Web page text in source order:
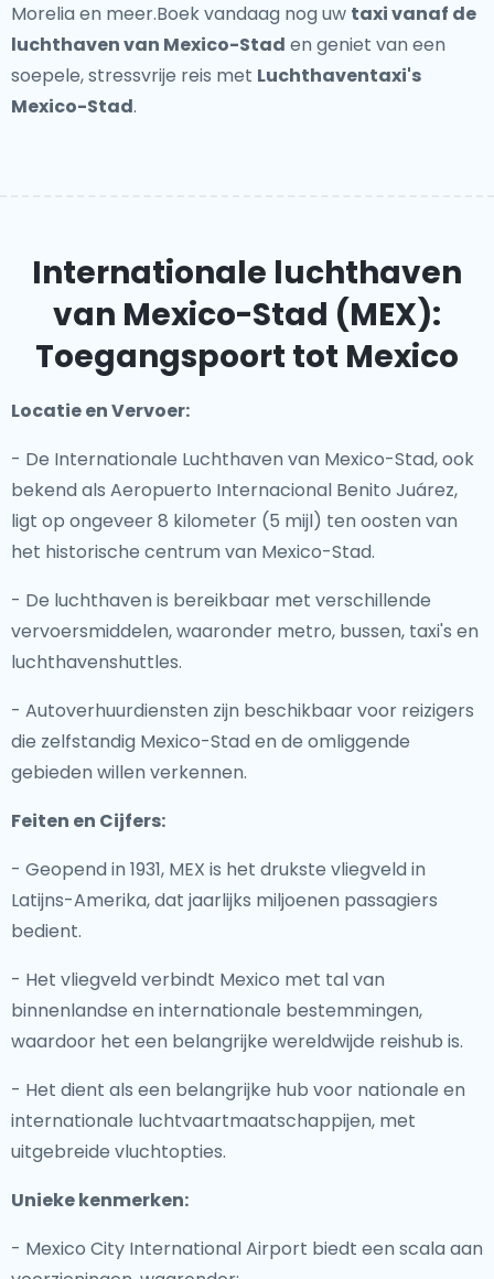
Morelia en meer.Boek vandaag nog uw taxi vanaf de
luchthaven van Mexico-Stad en geniet van een
soepele, stressvrije reis met Luchthaventaxi's
Mexico-Stad.
Internationale luchthaven
van Mexico-Stad (MEX):
Toegangspoort tot Mexico
Locatie en Vervoer:
- De Internationale Luchthaven van Mexico-Stad, ook
bekend als Aeropuerto Internacional Benito Juárez,
ligt op ongeveer 8 kilometer (5 mijl) ten oosten van
het historische centrum van Mexico-Stad.
- De luchthaven is bereikbaar met verschillende
vervoersmiddelen, waaronder metro, bussen, taxi's en
luchthavenshuttles.
- Autoverhuurdiensten zijn beschikbaar voor reizigers
die zelfstandig Mexico-Stad en de omliggende
gebieden willen verkennen.
Feiten en Cijfers:
- Geopend in 1931, MEX is het drukste vliegveld in
Latijns-Amerika, dat jaarlijks miljoenen passagiers
bedient.
- Het vliegveld verbindt Mexico met tal van
binnenlandse en internationale bestemmingen,
waardoor het een belangrijke wereldwijde reishub is.
- Het dient als een belangrijke hub voor nationale en
internationale luchtvaartmaatschappijen, met
uitgebreide vluchtopties.
Unieke kenmerken:
- Mexico City International Airport biedt een scala aan